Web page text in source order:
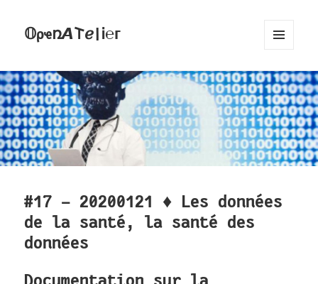
𝕆ρҽռ𝞐𐌕ℯ|Ꭵ℮ᴦ
WIDGETS
#17 - 20200121 ♦ Les données
de la santé, la santé des
données